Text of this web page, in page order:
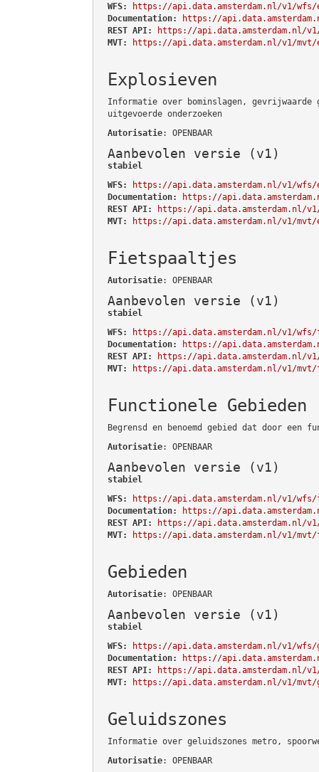
WFS:
https://api.data.amsterdam.nl/v1/wfs/
Documentation:
https://
REST API:
https://api.data.amsterdam.nl/v1/
MVT:
https://api.data.amsterdam.nl/v1/mvt/
Explosieven
Informatie over bominslagen, gevrijwaarde
uitgevoerde onderzoeken
Autorisatie: OPENBAAR
Aanbevolen versie (v1)
stabiel
WFS:
https://api.data.amsterdam.nl/v1/wfs/
Documentation:
https://
REST API:
https://api.data.amsterdam.nl/
MVT:
https://api.data.amsterdam.nl/v1/mvt/
Fietspaaltjes
Autorisatie: OPENBAAR
Aanbevolen versie (v1)
stabiel
WFS:
https://api.data.amsterdam.nl/v1/
Documentation:
https://
REST API:
https://api.data.amsterdam.nl/
MVT:
https://api.data.amsterdam.nl/v1/
Functionele Gebieden
Begrensd en benoemd gebied dat door een
Autorisatie: OPENBAAR
Aanbevolen versie (v1)
stabiel
WFS:
https://api.data.amsterdam.nl/v1/wfs/
Documentation:
https://
REST API:
https://api.data.amsterdam.nl/
MVT:
https://api.data.amsterdam.nl/v1/mvt/
Gebieden
Autorisatie: OPENBAAR
Aanbevolen versie (v1)
stabiel
WFS:
https://api.data.amsterdam.nl/v1/wfs/
Documentation:
https://
REST API:
https://api.data.amsterdam.nl/
MVT:
https://api.data.amsterdam.nl/v1/mvt/
Geluidszones
Informatie over geluidszones metro,
Autorisatie: OPENBAAR